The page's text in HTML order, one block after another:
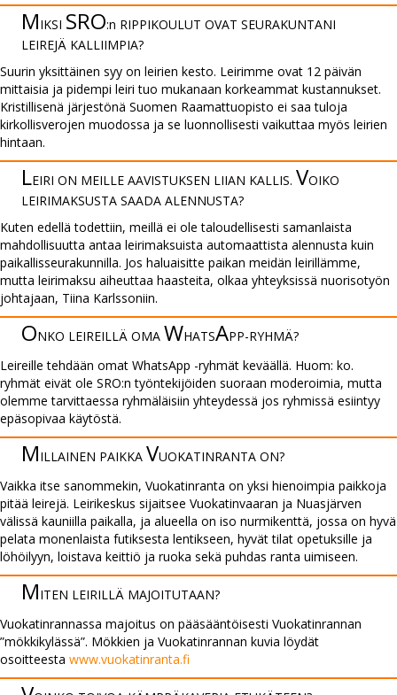
MIKSI SRO:n RIPPI­KOULUT OVAT SEURA­KUNTANI
LEIREJÄ KAL­LIIM­PIA?
Suurin yksittäinen syy on leirien kesto. Leirimme ovat 12 päivän
mittaisia ja pidempi leiri tuo mukanaan korkeammat kustannukset.
Kristillisenä järjestönä Suomen Raamattuopisto ei saa tuloja
kirkollisverojen muodossa ja se luonnollisesti vaikuttaa myös leirien
hintaan.
LEIRI ON MEILLE AAVIS­TUKSEN LIIAN KALLIS. VOIKO
LEIRI­MAK­SUS­TA SAADA ALEN­NUSTA?
Kuten edellä todettiin, meillä ei ole taloudellisesti samanlaista
mahdollisuutta antaa leirimaksuista automaattista alennusta kuin
paikallisseurakunnilla. Jos haluaisitte paikan meidän leirillämme,
mutta leirimaksu aiheuttaa haasteita, olkaa yhteyksissä nuorisotyön
johtajaan, Tiina Karlssoniin.
ONKO LEIREILLÄ OMA WHATSAPP-­RYHMÄ?
Leireille tehdään omat WhatsApp -ryhmät keväällä. Huom: ko.
ryhmät eivät ole SRO:n työntekijöiden suoraan moderoimia, mutta
olemme tarvittaessa ryhmäläisiin yhteydessä jos ryhmissä esiintyy
epäsopivaa käytöstä.
MILLAI­NEN PAIKKA VUO­KATIN­RANTA ON?
Vaikka itse sanommekin, Vuokatinranta on yksi hienoimpia paikkoja
pitää leirejä. Leirikeskus sijaitsee Vuokatinvaaran ja Nuasjärven
välissä kauniilla paikalla, ja alueella on iso nurmikenttä, jossa on hyvä
pelata monenlaista futiksesta lentikseen, hyvät tilat opetuksille ja
löhöilyyn, loistava keittiö ja ruoka sekä puhdas ranta uimiseen.
MITEN LEIRILLÄ MAJOI­TU­TAAN?
Vuokatinrannassa majoitus on pääsääntöisesti Vuokatinrannan
”mökkikylässä”. Mökkien ja Vuokatinrannan kuvia löydät
osoitteesta www.vuokatinranta.fi